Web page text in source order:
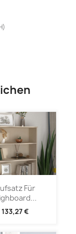
Für
133,27 €